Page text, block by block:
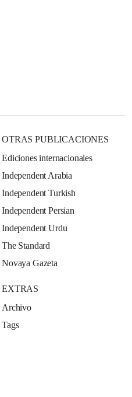
OTRAS PUBLICACIONES
Ediciones internacionales
Independent Arabia
Independent Turkish
Independent Persian
Independent Urdu
The Standard
Novaya Gazeta
EXTRAS
Archivo
Tags